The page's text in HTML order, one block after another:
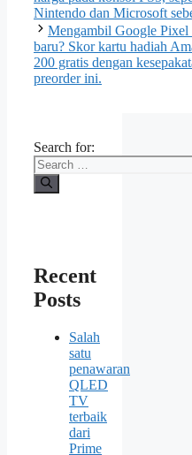
Nintendo dan Microsoft
Mengambil Google
baru? Skor kartu hadiah
200 gratis dengan
preorder ini.
Search for:
Recent
Posts
Salah
satu
penawaran
QLED
TV
terbaik
dari
Prime